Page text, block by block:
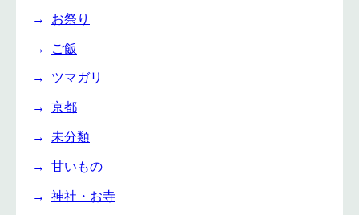
お祭り
ご飯
ツマガリ
京都
未分類
甘いもの
神社・お寺